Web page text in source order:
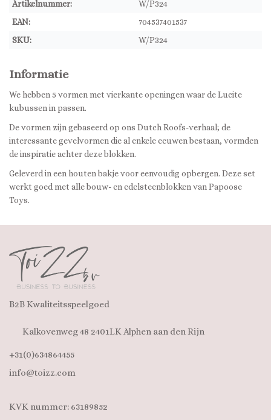
Artikelnummer:
W/P324
EAN:
704537401537
SKU:
W/P324
Informatie
We hebben 5 vormen met vierkante openingen waar de Lucite
kubussen in passen.
De vormen zijn gebaseerd op ons Dutch Roofs-verhaal; de
interessante gevelvormen die al enkele eeuwen bestaan, vormden
de inspiratie achter deze blokken.
Geleverd in een houten bakje voor eenvoudig opbergen. Deze set
werkt goed met alle bouw- en edelsteenblokken van Papoose
Toys.
B2B Kwaliteitsspeelgoed
Kalkovenweg 48 2401LK Alphen aan den Rijn
+31(0)634864455
info@toizz.com
KVK nummer: 63189852